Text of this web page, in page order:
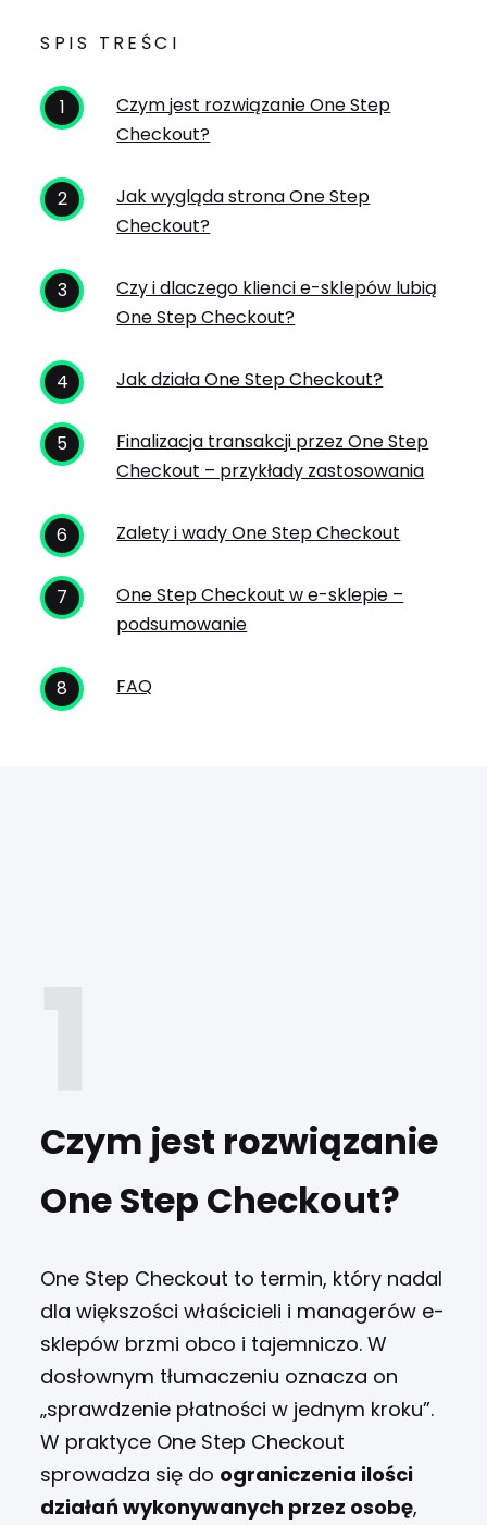
SPIS TREŚCI
Czym jest rozwiązanie One Step
Checkout?
Jak wygląda strona One Step
Checkout?
Czy i dlaczego klienci e-sklepów lubią
One Step Checkout?
Jak działa One Step Checkout?
Finalizacja transakcji przez One Step
Checkout – przykłady zastosowania
Zalety i wady One Step Checkout
One Step Checkout w e-sklepie –
podsumowanie
FAQ
Czym jest rozwiązanie
One Step Checkout?
One Step Checkout to termin, który nadal
dla większości właścicieli i managerów e-
sklepów brzmi obco i tajemniczo. W
dosłownym tłumaczeniu oznacza on
„sprawdzenie płatności w jednym kroku”.
W praktyce One Step Checkout
sprowadza się do ograniczenia ilości
działań wykonywanych przez osobę,